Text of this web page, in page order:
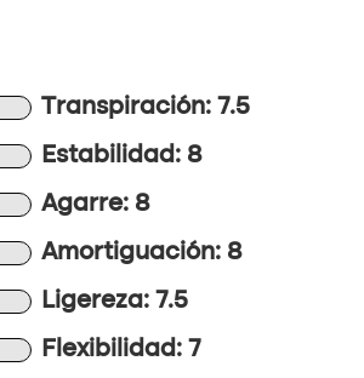
Transpiración: 7.5
Estabilidad: 8
Agarre: 8
Amortiguación: 8
Ligereza: 7.5
Flexibilidad: 7